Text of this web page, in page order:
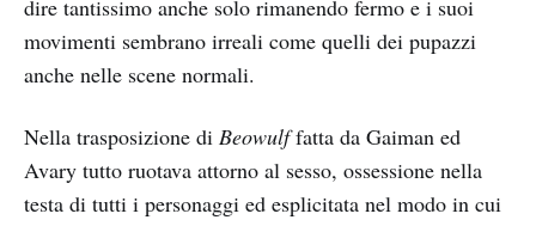
dire tantissimo anche solo rimanendo fermo e i suoi
movimenti sembrano irreali come quelli dei pupazzi
anche nelle scene normali.
Nella trasposizione di Beowulffatta da Gaiman ed
Avary tutto ruotava attorno al sesso, ossessione nella
testa di tutti i personaggi ed esplicitata nel modo in cui